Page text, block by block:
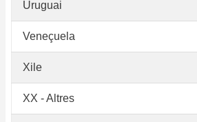
Uruguai
Veneçuela
Xile
XX - Altres